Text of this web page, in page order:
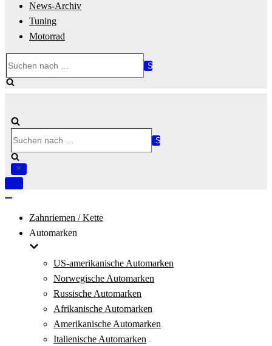
News-Archiv
Tuning
Motorrad
nach …
nach …
Navigation
Zahnriemen / Kette
Automarken
US-amerikanische Automarken
Norwegische Automarken
Russische Automarken
Afrikanische Automarken
Amerikanische Automarken
Italienische Automarken